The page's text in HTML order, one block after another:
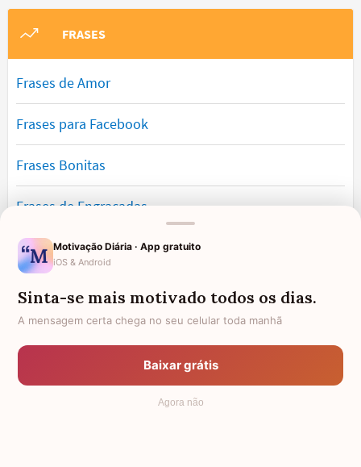
FRASES
Frases de Amor
Frases para Facebook
Frases Bonitas
Frases de Engraçadas
Frases Românticas
Frases de Reflexão
Frases Lindas
Motivação Diária · App gratuito
iOS & Android
Sinta-se mais motivado todos os dias.
A mensagem certa chega no seu celular toda manhã
Baixar grátis
Agora não